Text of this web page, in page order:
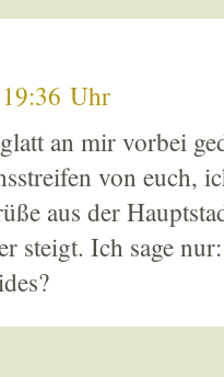
Uhr
an mir vorbei
von euch,
aus der
steigt. Ich sage